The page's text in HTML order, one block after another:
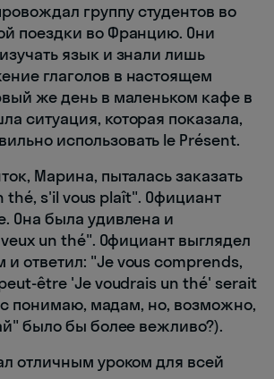
группу студентов во
поездки во Францию. Они
язык и знали лишь
глаголов в настоящем
же день в маленьком кафе в
ситуация, которая показала,
использовать le Présent.
Марина, пыталась заказать
thé, s'il vous plaît". Официант
Она была удивлена и
un thé". Официант выглядел
ответил: "Je vous comprends,
être 'Je voudrais un thé' serait
понимаю, мадам, но, возможно,
было бы более вежливо?).
отличным уроком для всей